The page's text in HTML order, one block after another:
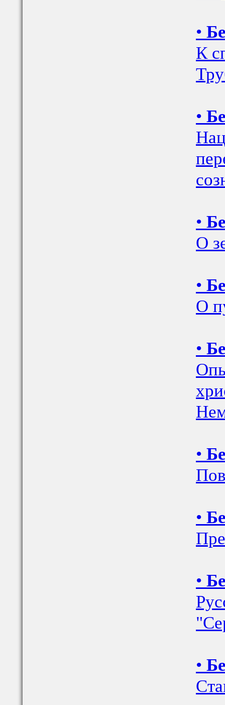
•
К
•
•
О
•
О
•
•
•
•
•